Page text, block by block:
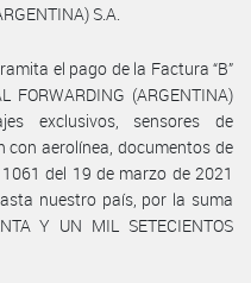
S.A.
el pago de la Factura “B”
FORWARDING (ARGENTINA)
exclusivos, sensores de
aerolínea, documentos de
del 19 de marzo de 2021
nuestro país, por la suma
Y UN MIL SETECIENTOS